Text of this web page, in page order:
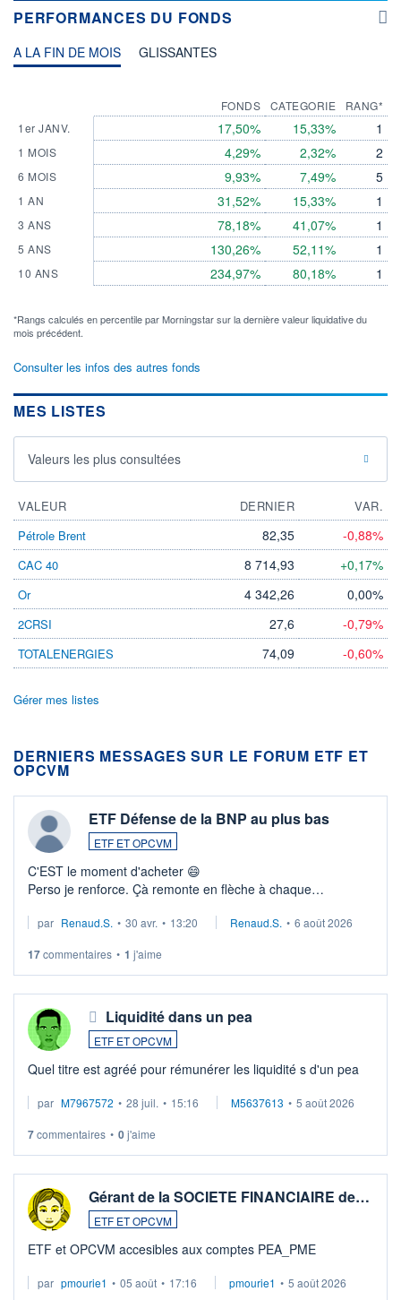
PERFORMANCES DU FONDS
A LA FIN DE MOIS GLISSANTES
1er JANV.
1 MOIS
6 MOIS
1 AN
3 ANS
5 ANS
10 ANS
FONDS
17,50%
4,29%
9,93%
31,52%
78,18%
130,26%
234,97%
CATEGORIE
15,33%
2,32%
7,49%
15,33%
41,07%
52,11%
80,18%
RANG*
1
2
5
1
1
1
1
*Rangs calculés en percentile par Morningstar sur la dernière valeur liquidative du
mois précédent.
Consulter les infos des autres fonds
MES LISTES
Valeurs les plus consultées
VALEUR DERNIER
VAR.
Pétrole Brent
82,35 -0,88%
CAC 40 8 714,93 +0,17%
Or 4 342,26 0,00%
2CRSI 27,6 -0,79%
TOTALENERGIES 74,09 -0,60%
Gérer mes listes
DERNIERS MESSAGES SUR LE FORUM ETF ET
OPCVM
ETF Défense de la BNP au plus bas
ETF ET OPCVM
C'EST le moment d'acheter 😄​
Perso je renforce. Çà remonte en flèche à chaque
Investissement long terme tip top pour sa retraite.
par Renaud.S. • 30 avr. • 13:20 Renaud.S. • 6 août 2026
17commentaires • 1 j'aime
Liquidité dans un pea
ETF ET OPCVM
Quel titre est agréé pour rémunérer les liquidité s d'un pea
par M7967572 • 28 juil. • 15:16 M5637613 • 5 août 2026
7commentaires • 0j'aime
Gérant de la SOCIETE FINANCIAIRE de…
ETF ET OPCVM
ETF et OPCVM accesibles aux comptes PEA_PME
par pmourie1 • 05 août • 17:16 pmourie1 • 5 août 2026